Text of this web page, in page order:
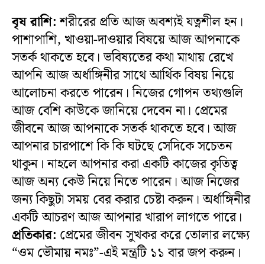
বৃষ রাশি:শরীরের প্রতি আজ অবশ্যই যত্নশীল হন।
পাশাপাশি, খাওয়া-দাওয়ার বিষয়ে আজ আপনাকে
সতর্ক থাকতে হবে। ভবিষ্যতের কথা মাথায় রেখে
আপনি আজ অর্ধাঙ্গিনীর সাথে আর্থিক বিষয় নিয়ে
আলোচনা করতে পারেন। নিজের গোপন তথ্যগুলি
আজ বেশি কাউকে জানিয়ে দেবেন না। প্রেমের
জীবনে আজ আপনাকে সতর্ক থাকতে হবে। আজ
আপনার চারপাশে কি কি ঘটছে সেদিকে সচেতন
থাকুন। নাহলে আপনার করা একটি কাজের কৃতিত্ব
আজ অন্য কেউ নিয়ে নিতে পারেন। আজ নিজের
জন্য কিছুটা সময় বের করার চেষ্টা করুন। অর্ধাঙ্গিনীর
একটি আচরণ আজ আপনার খারাপ লাগতে পারে।
প্রতিকার: প্রেমের জীবন সুখকর করে তোলার লক্ষ্যে
“ওম ভৌমায় নমঃ”-এই মন্ত্রটি ১১ বার জপ করুন।